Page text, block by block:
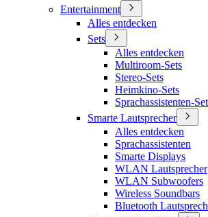
Entertainment
Alles entdecken
Sets
Alles entdecken
Multiroom-Sets
Stereo-Sets
Heimkino-Sets
Sprachassistenten-
Smarte Lautsprecher
Alles entdecken
Sprachassistenten
Smarte Displays
WLAN Lautsprecher
WLAN Subwoofers
Wireless Soundbars
Bluetooth